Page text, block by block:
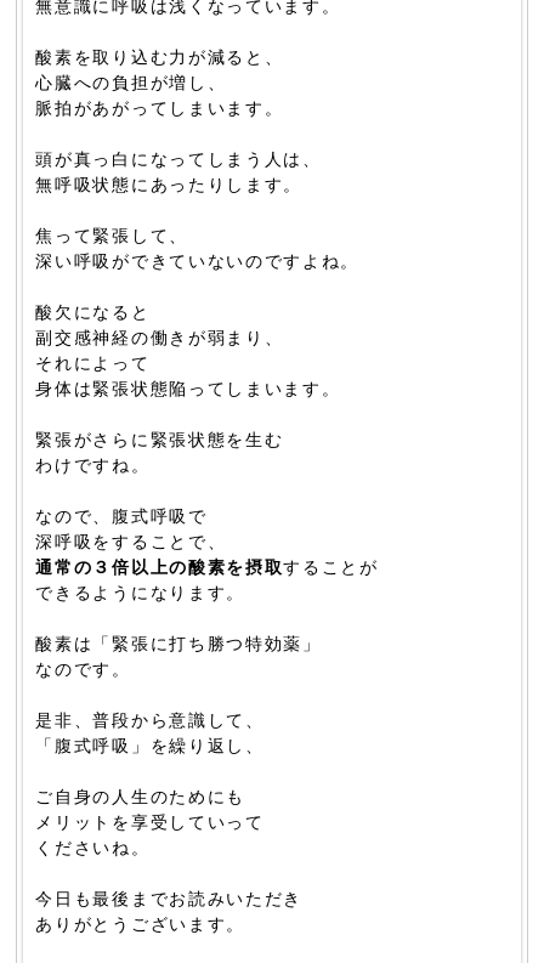
無意識に呼吸は浅くなっています。
酸素を取り込む力が減ると、
心臓への負担が増し、
脈拍があがってしまいます。
頭が真っ白になってしまう人は、
無呼吸状態にあったりします。
焦って緊張して、
深い呼吸ができていないのですよね。
酸欠になると
副交感神経の働きが弱まり、
それによって
身体は緊張状態陥ってしまいます。
緊張がさらに緊張状態を生む
わけですね。
なので、腹式呼吸で
深呼吸をすることで、
通常の３倍以上の酸素を摂取することが
できるようになります。
酸素は「緊張に打ち勝つ特効薬」
なのです。
是非、普段から意識して、
「腹式呼吸」を繰り返し、
ご自身の人生のためにも
メリットを享受していって
くださいね。
今日も最後までお読みいただき
ありがとうございます。